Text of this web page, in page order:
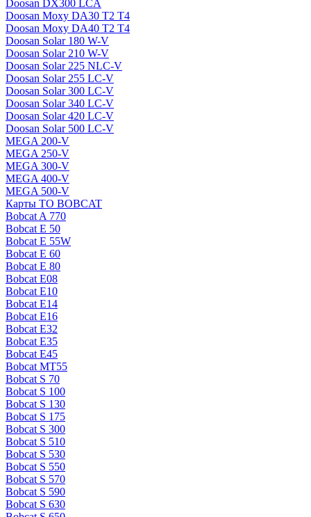
Doosan DX300 LCA
Doosan Moxy DA30 T2 T4
Doosan Moxy DA40 T2 T4
Doosan Solar 180 W-V
Doosan Solar 210 W-V
Doosan Solar 225 NLC-V
Doosan Solar 255 LC-V
Doosan Solar 300 LC-V
Doosan Solar 340 LC-V
Doosan Solar 420 LC-V
Doosan Solar 500 LC-V
MEGA 200-V
MEGA 250-V
MEGA 300-V
MEGA 400-V
MEGA 500-V
Карты ТО BOBCAT
Bobcat A 770
Bobcat E 50
Bobcat E 55W
Bobcat E 60
Bobcat E 80
Bobcat E08
Bobcat E10
Bobcat E14
Bobcat E16
Bobcat E32
Bobcat E35
Bobcat E45
Bobcat MT55
Bobcat S 70
Bobcat S 100
Bobcat S 130
Bobcat S 175
Bobcat S 300
Bobcat S 510
Bobcat S 530
Bobcat S 550
Bobcat S 570
Bobcat S 590
Bobcat S 630